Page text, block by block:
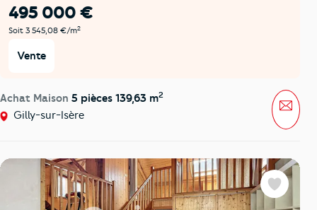
495 000 €
Soit 3 545,08 €/m2
Vente
Achat Maison 5 pièces 139,63 m2
Gilly-sur-Isère
Favoris